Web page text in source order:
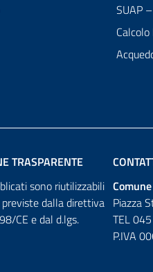
SUAP
TRASPARENTE
sono riutilizzabili
dalla direttiva
CE e dal d.lgs.
Piazza
TEL
P.IVA